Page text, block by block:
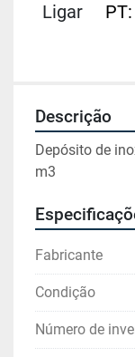
Ligar
Descrição
Depósito de
m3
Fabricante
Condição
Número de